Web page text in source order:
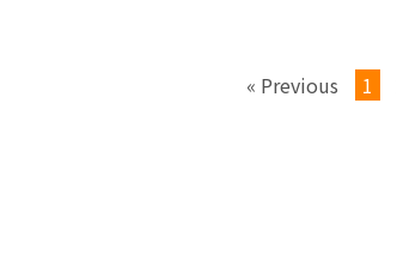
« Previous 1